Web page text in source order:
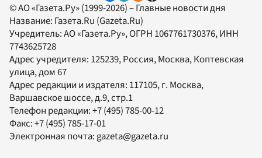
© АО «Газета.Ру» (1999-2026) – Главные новости дня
Название: Газета.Ru (Gazeta.Ru)
Учредитель:АО «Газета.Ру», ОГРН 1067761730376, ИНН
7743625728
Адрес учредителя: 125239, Россия, Москва, Коптевская
улица, дом 67
Адрес редакции и издателя: 117105, г. Москва,
Варшавское шоссе, д.9, стр.1
Телефон редакции:+7 (495) 785-00-12
Факс:+7 (495) 785-17-01
Электронная почта: gazeta@gazeta.ru